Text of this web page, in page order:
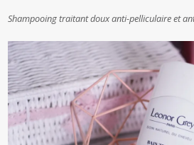
Shampooing traitant doux anti-pelliculaire et